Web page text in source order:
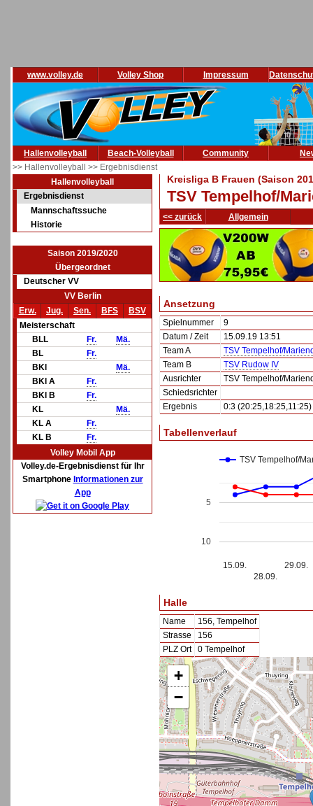
www.volley.de Volley Shop Impressum
Hallenvolleyball Beach-Volleyball Community
>> Hallenvolleyball >> Ergebnisdienst
Hallenvolleyball
Ergebnisdienst
Mannschaftssuche
Historie
Saison 2019/2020
Übergeordnet
Deutscher VV
VV Berlin
Erw.
Jug. Sen. BFS
BSV
Meisterschaft
BLL
Fr.
Mä.
BL
Fr.
BKl
Mä.
BKl A
Fr.
BKl B
Fr.
KL
Mä.
KL A
Fr.
KL B
Fr.
Volley Mobil App
Volley.de-Ergebnisdienst für Ihr
Smartphone Informationen zur
App
Kreisliga B Frauen (Saison
TSV Tempelhof/
<< zurück Allgemein
Ansetzung
Spielnummer
9
Datum / Zeit
15.09.19 13:51
Team A
TSV Tempelhof/
Team B
TSV Rudow IV
Ausrichter
TSV Tempelhof/
Schiedsrichter
Ergebnis
0:3 (20:25,18:25,11:25)
Tabellenverlauf
TSV Tempelhof/
15.09.
28.09.
29.09.
5
10
Halle
Name
156, Tempelhof
Strasse
156
PLZ Ort
0 Tempelhof
+
−